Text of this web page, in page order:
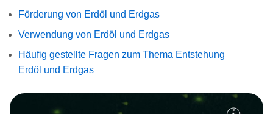
Förderung von Erdöl und Erdgas
Verwendung von Erdöl und Erdgas
Häufig gestellte Fragen zum Thema Entstehung
Erdöl und Erdgas